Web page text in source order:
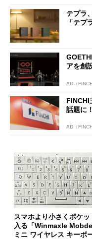
テプラ
「テプ
アを創
AD（
FINCHI
話題に！
AD（
スマホより小さくポケッ
入る「Winmaxle
ミニ ワイヤレス キーボ